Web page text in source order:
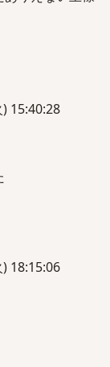
15:40:28
18:15:06